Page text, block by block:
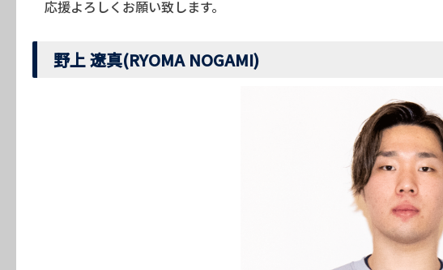
応援よろしくお願い致します。
野上 遼真(RYOMA NOGAMI)